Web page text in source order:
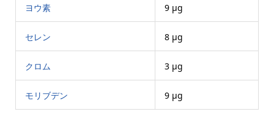
ヨウ素 9 μg
セレン 8 μg
クロム 3 μg
モリブデン 9 μg